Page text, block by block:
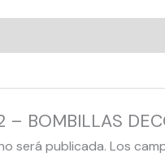
BOMBILLAS
será publicada. Los